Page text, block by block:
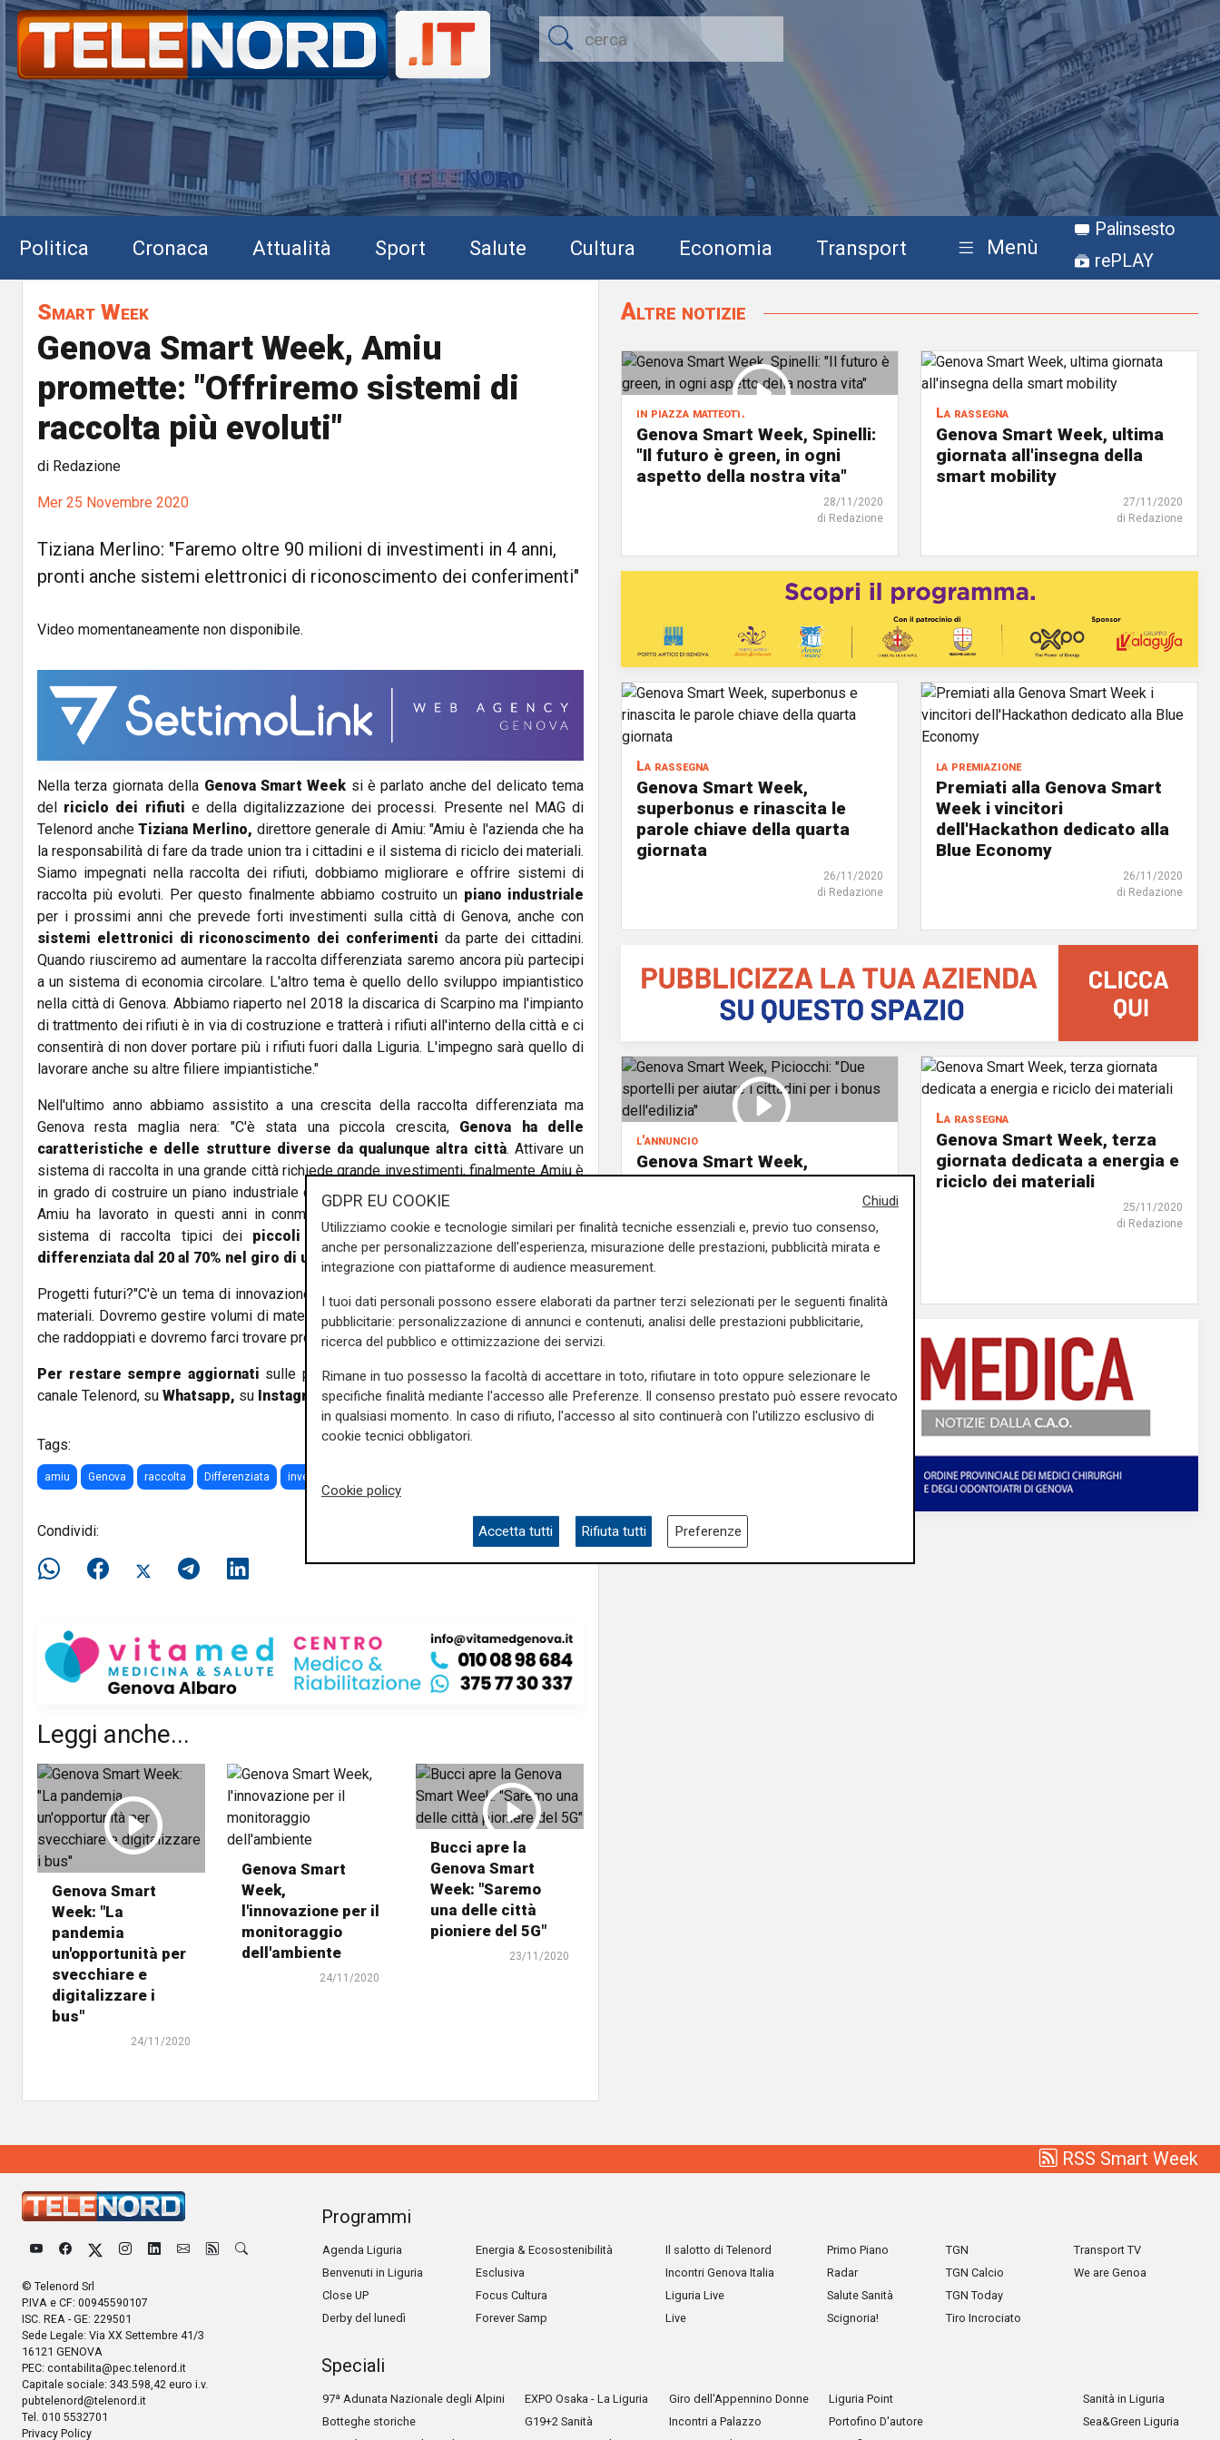
Politica Cronaca Attualità Sport Salute Cultura Economia Transport Menù
Palinsesto
rePLAY
Smart Week
Genova Smart Week, Amiu
promette: "Offriremo sistemi di
raccolta più evoluti"
di Redazione
Mer 25 Novembre 2020
Tiziana Merlino: "Faremo oltre 90 milioni di investimenti in 4 anni,
pronti anche sistemi elettronici di riconoscimento dei conferimenti"
Video momentaneamente non disponibile.
Nella terza giornata della Genova Smart Week si è parlato anche del delicato tema
del riciclo dei rifiuti e della digitalizzazione dei processi. Presente nel MAG di
Telenord ancheTiziana Merlino, direttore generale di Amiu: "Amiu è l'azienda che ha
la responsabilità di fare da trade union tra i cittadini e il sistema di riciclo dei materiali.
Siamo impegnati nella raccolta dei rifiuti, dobbiamo migliorare e offrire sistemi di
raccolta più evoluti. Per questo finalmente abbiamo costruito un piano industriale
per i prossimi anni che prevede forti investimenti sulla città di Genova, anche con
sistemi elettronici di riconoscimento dei conferimenti da parte dei cittadini.
Quando riusciremo ad aumentare la raccolta differenziata saremo ancora più partecipi
a un sistema di economia circolare. L'altro tema è quello dello sviluppo impiantistico
nella città di Genova. Abbiamo riaperto nel 2018 la discarica di Scarpino ma l'impianto
di trattmento dei rifiuti è in via di costruzione e tratterà i rifiuti all'interno della città e ci
consentirà di non dover portare più i rifiuti fuori dalla Liguria. L'impegno sarà quello di
lavorare anche su altre filiere impiantistiche."
Nell'ultimo anno abbiamo assistito a una crescita della raccolta differenziata ma
Genova resta maglia nera: "C'è stata una piccola crescita, Genova ha delle
caratteristiche e delle strutture diverse da qualunque altra città. Attivare un
sistema di raccolta in una grande città richiede grande investimenti, finalmente Amiu è
in grado di costruire un piano industriale da oltre 90 milioni di investimenti in 4 anni.
Amiu ha lavorato in questi anni in conmuni più piccoli, come la valpolcevera, con
sistema di raccolta tipici dei piccoli comuni abbiamo portato la raccolta
differenziata dal 20 al 70% nel giro di un anno
Progetti futuri?"C'è un tema di innovazione legato all'impiantistica e alla gestione dei
materiali. Dovremo gestire volumi di materiali derivanti dalla raccolta differenziata più
che raddoppiati e dovremo farci trovare pronti."
Per restare sempre aggiornati sulle principali notizie sulla Liguria seguiteci sul
canale Telenord, su Whatsapp, su Instagram,suYoutubee suFacebook.
Tags:
amiu Genova raccolta Differenziata investimenti
Condividi:
Leggi anche...
Genova Smart
Week: "La
pandemia
un'opportunità per
svecchiare e
digitalizzare i
bus"
24/11/2020
Genova Smart
Week,
l'innovazione per il
monitoraggio
dell'ambiente
24/11/2020
Bucci apre la
Genova Smart
Week: "Saremo
una delle città
pioniere del 5G"
23/11/2020
Altre notizie
in piazza matteotti
Genova Smart Week, Spinelli:
"Il futuro è green, in ogni
aspetto della nostra vita"
28/11/2020
di Redazione
La rassegna
Genova Smart Week, ultima
giornata all'insegna della
smart mobility
27/11/2020
di Redazione
La rassegna
Genova Smart Week,
superbonus e rinascita le
parole chiave della quarta
giornata
26/11/2020
di Redazione
la premiazione
Premiati alla Genova Smart
Week i vincitori
dell'Hackathon dedicato alla
Blue Economy
26/11/2020
di Redazione
l'annuncio
Genova Smart Week,
Piciocchi: "Due sportelli per
aiutare i cittadini per i bonus
dell'edilizia"
26/11/2020
La rassegna
Genova Smart Week, terza
giornata dedicata a energia e
riciclo dei materiali
25/11/2020
di Redazione
RSS Smart Week
© Telenord Srl
P.IVA e CF: 00945590107
ISC. REA - GE: 229501
Sede Legale: Via XX Settembre 41/3
16121 GENOVA
PEC: contabilita@pec.telenord.it
Capitale sociale: 343.598,42 euro i.v.
pubtelenord@telenord.it
Tel. 010 5532701
Privacy Policy
Programmi
Agenda Liguria
Benvenuti in Liguria
Close UP
Derby del lunedì
Energia & Ecosostenibilità
Esclusiva
Focus Cultura
Forever Samp
Il salotto di Telenord
Incontri Genova Italia
Liguria Live
Live
Primo Piano
Radar
Salute Sanità
Scignoria!
TGN
TGN Calcio
TGN Today
Tiro Incrociato
Transport TV
We are Genoa
Speciali
97ª Adunata Nazionale degli Alpini
Botteghe storiche
EXPO Osaka - La Liguria
G19+2 Sanità
Giro dell'Appennino Donne
Incontri a Palazzo
Liguria Point
Portofino D'autore
Sanità in Liguria
Sea&Green Liguria
Chiudi
GDPR EU COOKIE
Utilizziamo cookie e tecnologie similari per finalità tecniche essenziali e, previo tuo consenso,
anche per personalizzazione dell'esperienza, misurazione delle prestazioni, pubblicità mirata e
integrazione con piattaforme di audience measurement.
I tuoi dati personali possono essere elaborati da partner terzi selezionati per le seguenti finalità
pubblicitarie: personalizzazione di annunci e contenuti, analisi delle prestazioni pubblicitarie,
ricerca del pubblico e ottimizzazione dei servizi.
Rimane in tuo possesso la facoltà di accettare in toto, rifiutare in toto oppure selezionare le
specifiche finalità mediante l'accesso alle Preferenze. Il consenso prestato può essere revocato
in qualsiasi momento. In caso di rifiuto, l'accesso al sito continuerà con l'utilizzo esclusivo di
cookie tecnici obbligatori.
Cookie policy
Accetta tutti Rifiuta tutti Preferenze